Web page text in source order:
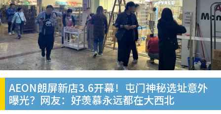
AEON朗屏新店3.6开幕！屯门神秘选址意外
曝光？网友：好羡慕永远都在大西北